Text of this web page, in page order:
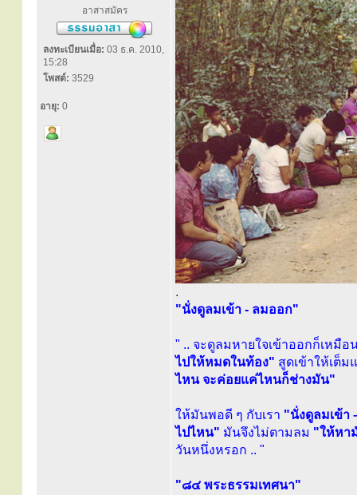
อาสาสมัคร
ลงทะเบียนเมื่อ: 03 ธ.ค. 2010,
15:28
โพสต์: 3529
อายุ: 0
.
"นั่งดูลมเข้า - ลมออก"
" .. จะดูลมหายใจเข้าออกก็เหมือ
ไปให้หมดในท้อง" สูดเข้าให้เต็
ไหน จะค่อยแค่ไหนก็ช่างมัน"
ให้มันพอดี ๆ กับเรา "นั่งดูลมเข้า
ไปไหน" มันจึงไม่ตามลม "ให้หา
วันหนึ่งหรอก .. "
"๘๔ พระธรรมเทศนา"